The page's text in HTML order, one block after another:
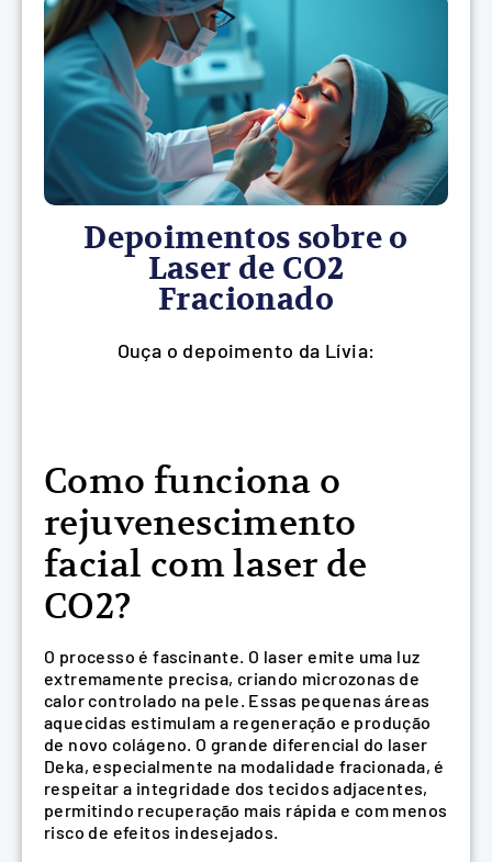
Depoimentos sobre o
Laser de CO2
Fracionado
Ouça o depoimento da Lívia:
Como funciona o
rejuvenescimento
facial com laser de
CO2?
O processo é fascinante. O laser emite uma luz
extremamente precisa, criando microzonas de
calor controlado na pele. Essas pequenas áreas
aquecidas estimulam a regeneração e produção
de novo colágeno. O grande diferencial do laser
Deka, especialmente na modalidade fracionada, é
respeitar a integridade dos tecidos adjacentes,
permitindo recuperação mais rápida e com menos
risco de efeitos indesejados.